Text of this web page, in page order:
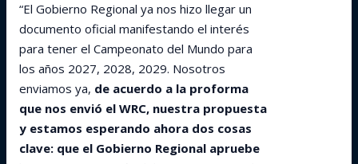
“El Gobierno Regional ya nos hizo llegar un
documento oficial manifestando el interés
para tener el Campeonato del Mundo para
los años 2027, 2028, 2029. Nosotros
enviamos ya, de acuerdo a la proforma
que nos envió el WRC, nuestra propuesta
y estamos esperando ahora dos cosas
clave: que el Gobierno Regional apruebe